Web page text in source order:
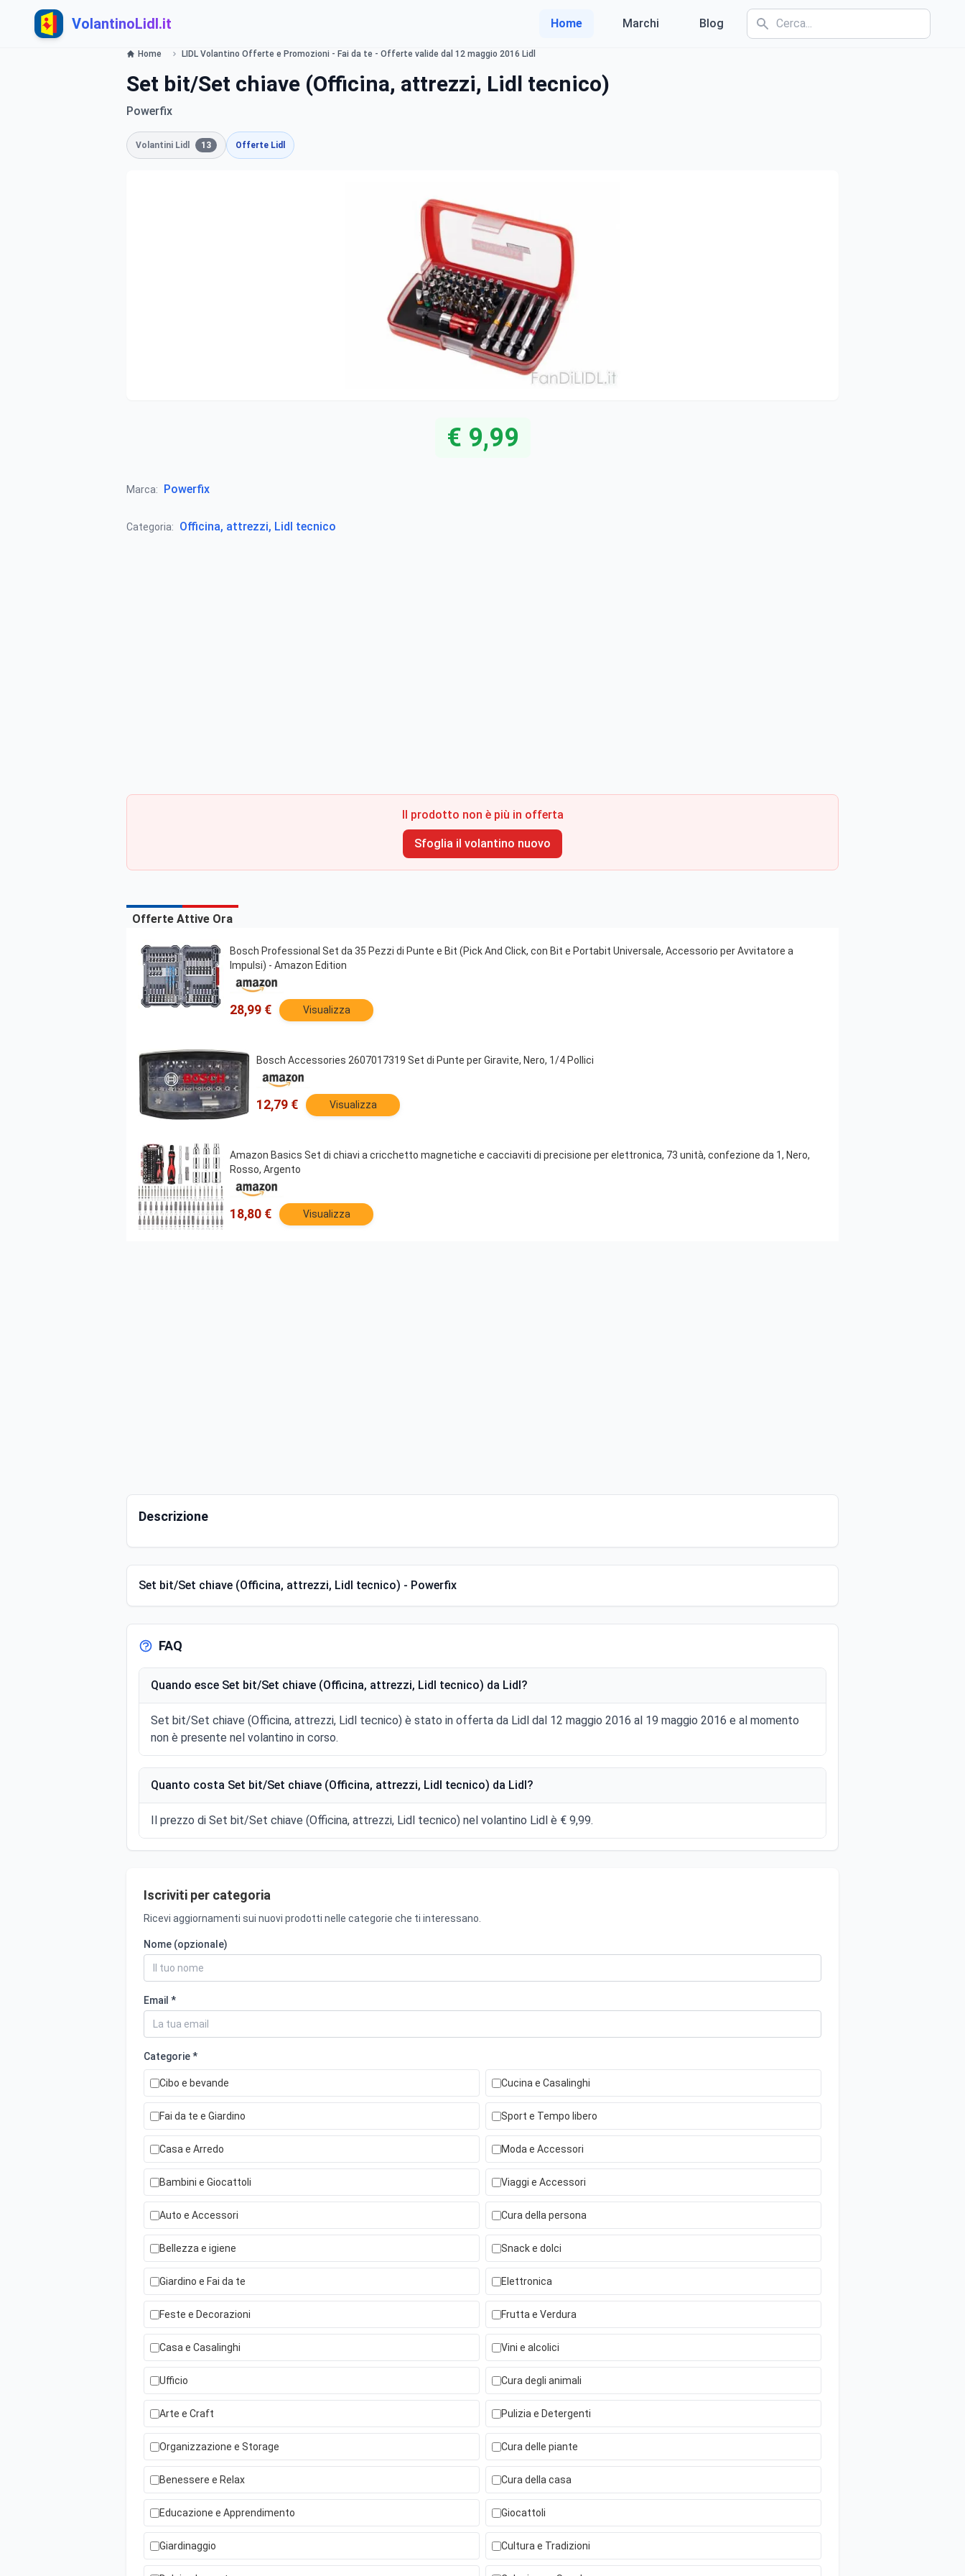
VolantinoLidl.it Home Marchi Blog
Home LIDL Volantino Offerte e Promozioni - Fai da te - Offerte valide dal 12 maggio 2016 Lidl
Set bit/Set chiave (Officina, attrezzi, Lidl tecnico)
Powerfix
Volantini Lidl 13 Offerte Lidl
€ 9,99
Marca: Powerfix
Categoria: Officina, attrezzi, Lidl tecnico
Il prodotto non è più in offerta
Sfoglia il volantino nuovo
Offerte Attive Ora
Bosch Professional Set da 35 Pezzi di Punte e Bit (Pick And Click, con Bit e Portabit Universale, Accessorio per Avvitatore a
Impulsi) - Amazon Edition
28,99 € Visualizza
Bosch Accessories 2607017319 Set di Punte per Giravite, Nero, 1/4 Pollici
12,79 € Visualizza
Amazon Basics Set di chiavi a cricchetto magnetiche e cacciaviti di precisione per elettronica, 73 unità, confezione da 1, Nero,
Rosso, Argento
18,80 € Visualizza
Descrizione
Set bit/Set chiave (Officina, attrezzi, Lidl tecnico) - Powerfix
FAQ
Quando esce Set bit/Set chiave (Officina, attrezzi, Lidl tecnico) da Lidl?
Set bit/Set chiave (Officina, attrezzi, Lidl tecnico) è stato in offerta da Lidl dal 12 maggio 2016 al 19 maggio 2016 e al momento
non è presente nel volantino in corso.
Quanto costa Set bit/Set chiave (Officina, attrezzi, Lidl tecnico) da Lidl?
Il prezzo di Set bit/Set chiave (Officina, attrezzi, Lidl tecnico) nel volantino Lidl è € 9,99.
Iscriviti per categoria
Ricevi aggiornamenti sui nuovi prodotti nelle categorie che ti interessano.
Nome (opzionale)
Email *
Categorie *
Cibo e bevande Cucina e Casalinghi
Fai da te e Giardino Sport e Tempo libero
Casa e Arredo Moda e Accessori
Bambini e Giocattoli Viaggi e Accessori
Auto e Accessori Cura della persona
Bellezza e igiene Snack e dolci
Giardino e Fai da te Elettronica
Feste e Decorazioni Frutta e Verdura
Casa e Casalinghi Vini e alcolici
Ufficio Cura degli animali
Arte e Craft Pulizia e Detergenti
Organizzazione e Storage Cura delle piante
Benessere e Relax Cura della casa
Educazione e Apprendimento Giocattoli
Giardinaggio Cultura e Tradizioni